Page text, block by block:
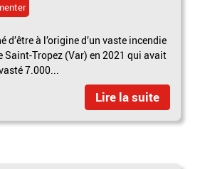
d’être à l’origine d’un vaste incendie
Saint-Tropez (Var) en 2021 qui avait
7.000...
Lire la suite